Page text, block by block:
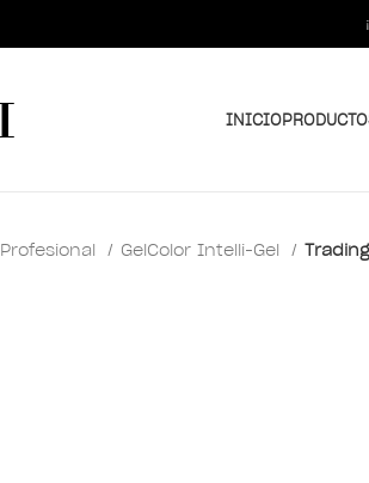
INICIO
Profesional GelColor Intelli-Gel